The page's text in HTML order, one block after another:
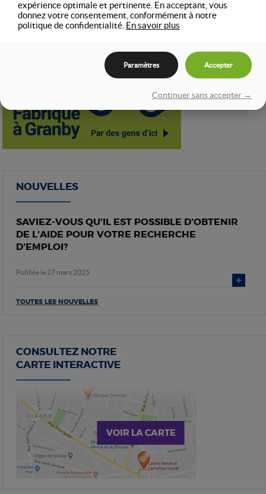
NOUVELLES
SAVIEZ-VOUS QU'IL EST POSSIBLE D'OBTENIR
DE L'AIDE POUR VOTRE RECHERCHE
D'EMPLOI?
Publiée le 27 mars 2025
TOUTES LES NOUVELLES
CONSULTEZ NOTRE
CARTE INTERACTIVE
VOIR LA CARTE
expérience optimale et pertinente. En acceptant, vous
donnez votre consentement, conformément à notre
politique de confidentialité. En savoir plus
Paramètres Accepter
Continuer sans accepter →